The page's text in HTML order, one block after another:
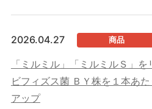
2026.04.27 商品
「ミルミル」「ミルミルＳ」
ビフィズス菌 ＢＹ株を１本あ
アップ